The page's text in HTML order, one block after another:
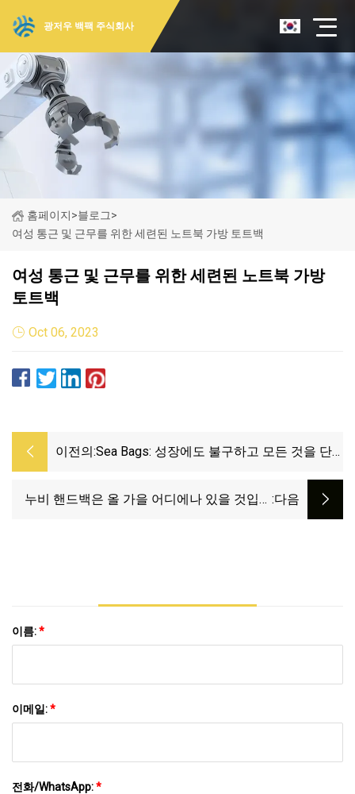
광저우 백팩 주식회사
홈페이지>블로그>
여성 통근 및 근무를 위한 세련된 노트북 가방 토트백
여성 통근 및 근무를 위한 세련된 노트북 가방
토트백
Oct 06, 2023
이전의:Sea Bags: 성장에도 불구하고 모든 것을 단
누비 핸드백은 올 가을 어디에나 있을 것입니 :다음
이름:*
이메일:*
전화/WhatsApp:*